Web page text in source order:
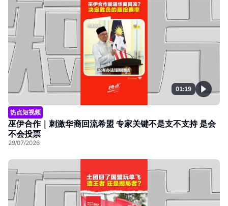
01:19
热点短视频
巫伊合作｜刺激华裔回流希盟 专家关键不是支不支持 是会
不会投票
29/07/2026